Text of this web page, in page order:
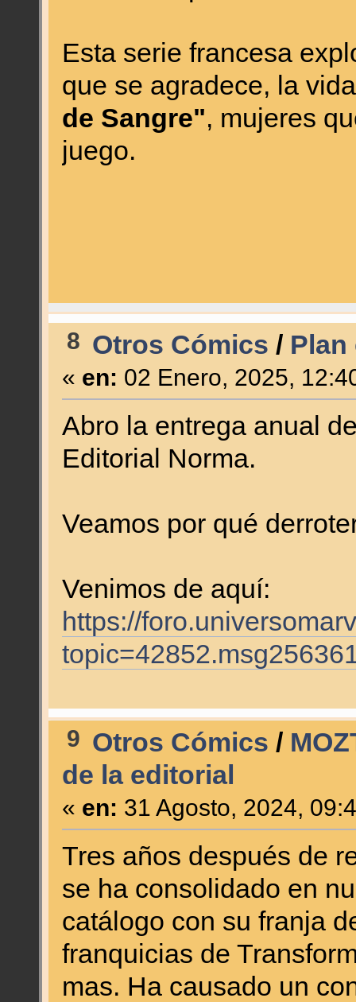
Esta serie francesa
que se agradece, la
de Sangre", mujeres
juego.
8 Otros Cómics / Plan
« en: 02 Enero, 2025,
Abro la entrega anual
Editorial Norma.
Veamos por qué
Venimos de aquí:
https://
9 Otros Cómics /
de la editorial
« en: 31 Agosto, 2024,
Tres años después de
se ha consolidado en
catálogo con su franja
franquicias de
mas. Ha causado un